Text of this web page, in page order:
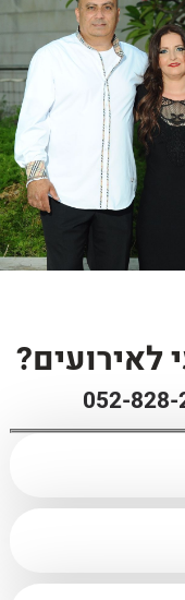
052-828-